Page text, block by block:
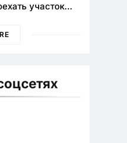
участок